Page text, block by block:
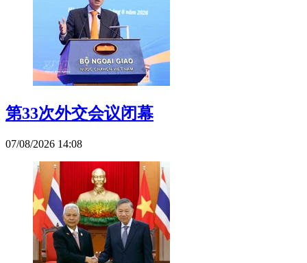
第33次外交会议闭幕
07/08/2026 14:08